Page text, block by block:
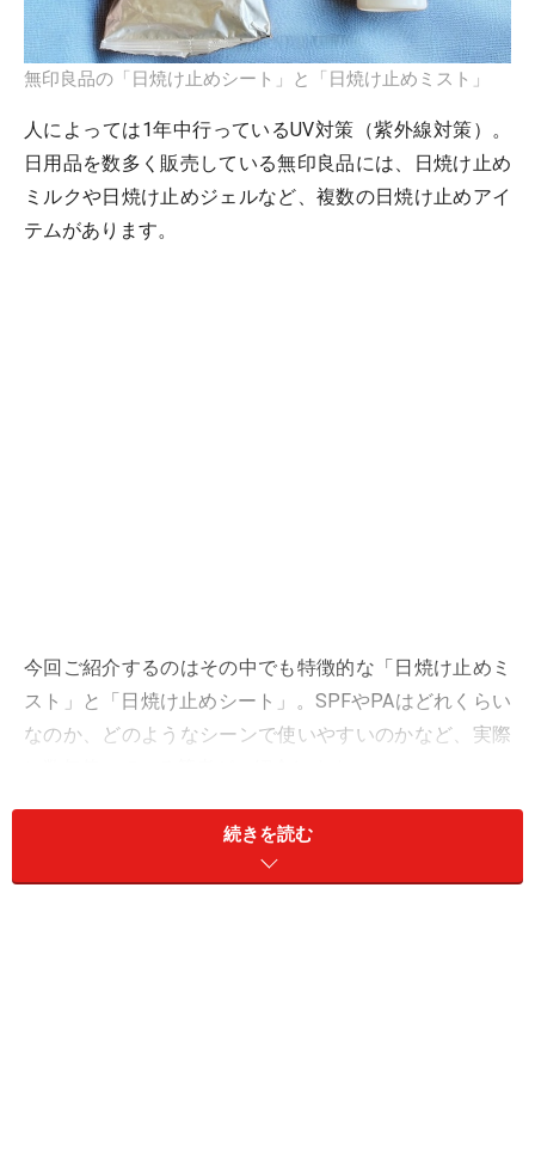
無印良品の「日焼け止めシート」と「日焼け止めミスト」
人によっては1年中行っているUV対策（紫外線対策）。
日用品を数多く販売している無印良品には、日焼け止め
ミルクや日焼け止めジェルなど、複数の日焼け止めアイ
テムがあります。
今回ご紹介するのはその中でも特徴的な「日焼け止めミ
スト」と「日焼け止めシート」。SPFやPAはどれくらい
なのか、どのようなシーンで使いやすいのかなど、実際
無印良品の「日焼け止めシート」とは？
続きを読む